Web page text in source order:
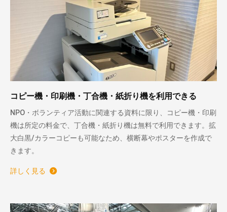
コピー機・印刷機・丁合機・紙折り機を利用できる
NPO・ボランティア活動に関連する資料に限り、コピー機・印刷
機は所定の料金で、丁合機・紙折り機は無料で利用できます。拡
大白黒/カラーコピーも可能なため、横断幕やポスターを作成で
きます。
詳しく見る